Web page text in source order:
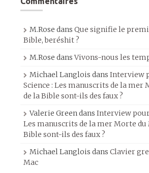
M.Rose dans Que signifie le
Bible, beréshit ?
M.Rose dansVivons-nous les
Michael Langlois dans Interview
Science : Les manuscrits de la mer
de la Bible sont-ils des faux ?
Valerie Greendans Interview pour
Les manuscrits de la mer Morte du
Bible sont-ils des faux ?
Michael Langlois dans Clavier
Mac